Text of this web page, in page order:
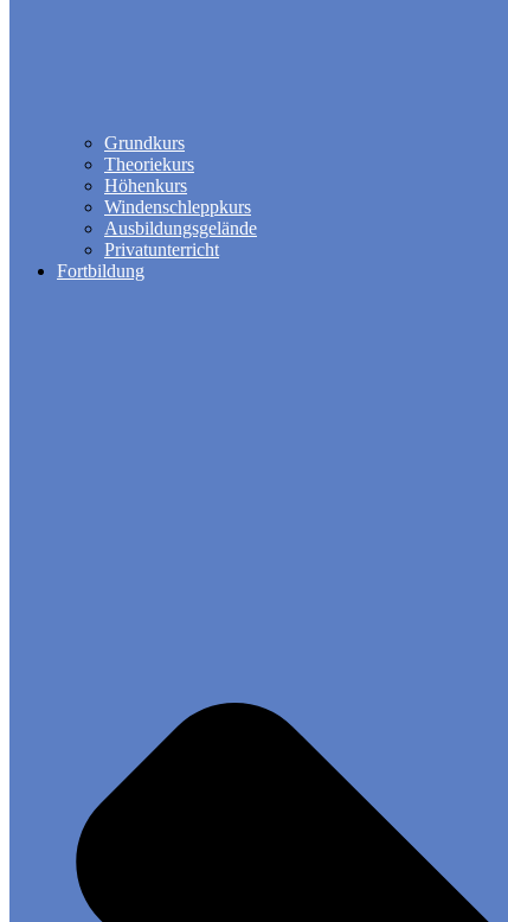
Grundkurs
Theoriekurs
Höhenkurs
Windenschleppkurs
Ausbildungsgelände
Privatunterricht
Fortbildung